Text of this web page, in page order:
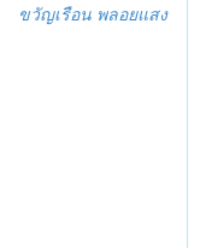
ขวัญเรือน พลอยแสง